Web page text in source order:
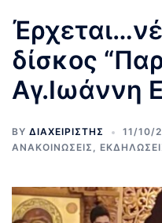
δίσκος
Αγ.Ιωάννη
BY ΔΙΑΧΕΙΡΙΣΤΗΣ
11/10/
ΑΝΑΚΟΙΝΩΣΕΙΣ ,